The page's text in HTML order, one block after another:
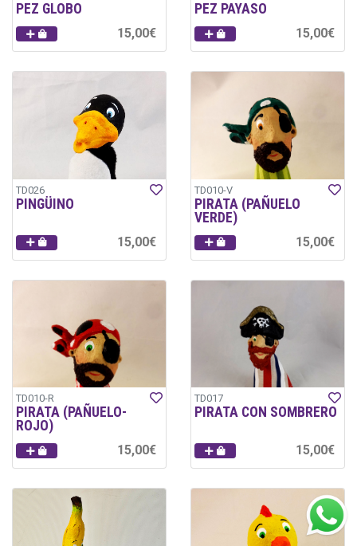
PEZ GLOBO
15,00€
PEZ PAYASO
15,00€
TD026
PINGÜINO
15,00€
TD010-V
PIRATA (PAÑUELO
VERDE)
15,00€
TD010-R
PIRATA (PAÑUELO-
ROJO)
15,00€
TD017
PIRATA CON SOMBRERO
15,00€